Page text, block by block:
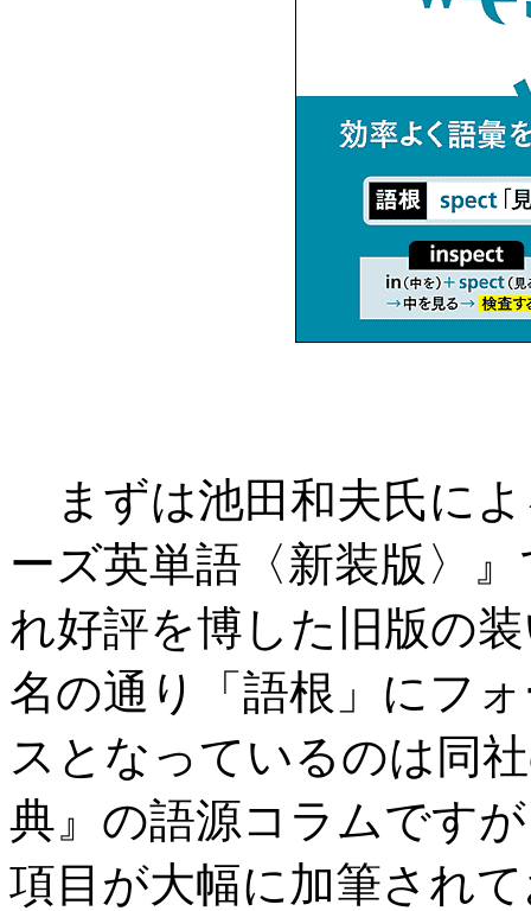
まずは池田和夫氏に
ーズ英単語〈新装版〉
れ好評を博した旧版の
名の通り「語根」にフ
スとなっているのは同
典』の語源コラムです
項目が大幅に加筆され